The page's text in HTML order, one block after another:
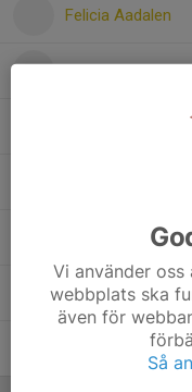
Felicia Aadalen
Freja Lönn
Jazmin Antal
20. Nimco
Signe Nygren
Vi använder
webbplats ska
även för
Så